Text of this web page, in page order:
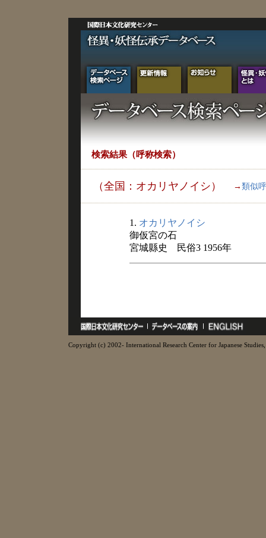
検索結果（呼称検索）
（全国：オカリヤノイシ） → 類似
1. オカリヤノイシ
御仮宮の石
宮城縣史 民俗3 1956年
Copyright (c) 2002- International Research Center for Japanese